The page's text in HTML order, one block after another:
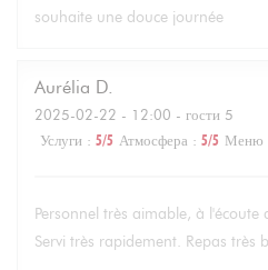
souhaite une douce journée
Aurélia D
2025-02-22 - 12:00 - гости 5
Услуги : 5/5 Атмосфера : 5/5 Меню
Personnel très aimable, à l'écoute
Servi très rapidement. Repas très